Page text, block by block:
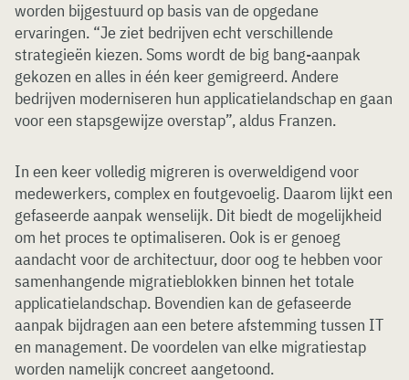
worden bijgestuurd op basis van de opgedane
ervaringen. “Je ziet bedrijven echt verschillende
strategieën kiezen. Soms wordt de big bang-aanpak
gekozen en alles in één keer gemigreerd. Andere
bedrijven moderniseren hun applicatielandschap en gaan
voor een stapsgewijze overstap”, aldus Franzen.
In een keer volledig migreren is overweldigend voor
medewerkers, complex en foutgevoelig. Daarom lijkt een
gefaseerde aanpak wenselijk. Dit biedt de mogelijkheid
om het proces te optimaliseren. Ook is er genoeg
aandacht voor de architectuur, door oog te hebben voor
samenhangende migratieblokken binnen het totale
applicatielandschap. Bovendien kan de gefaseerde
aanpak bijdragen aan een betere afstemming tussen IT
en management. De voordelen van elke migratiestap
worden namelijk concreet aangetoond.